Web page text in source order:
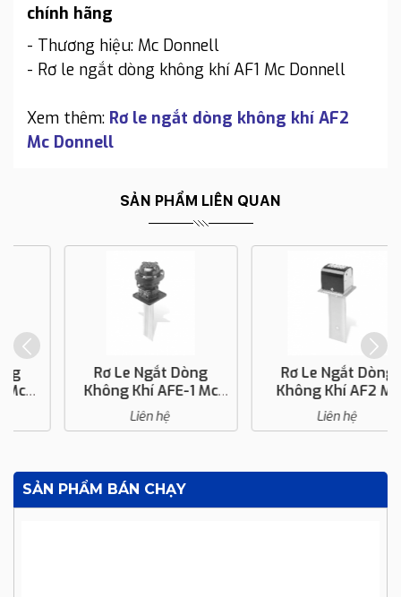
chính hãng
- Thương hiệu: Mc Donnell
- Rơ le ngắt dòng không khí AF1 Mc Donnell
Xem thêm: Rơ le ngắt dòng không khí AF2
Mc Donnell
SẢN PHẨM LIÊN QUAN
Rơ Le Ngắt Dòng
Không Khí AFE-1 Mc
Donnell
Rơ Le Ngắt Dòng
Không Khí AF2 Mc
Donnell
SẢN PHẨM BÁN CHẠY